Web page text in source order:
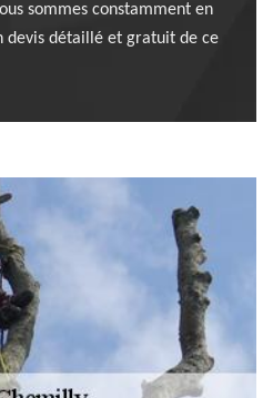
sommes constamment en
devis détaillé et gratuit de ce